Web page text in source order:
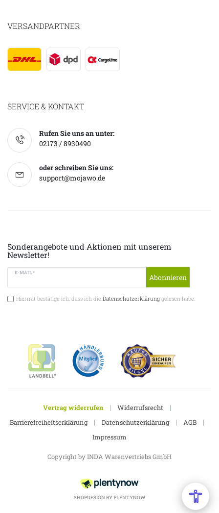
VERSANDPARTNER
SERVICE & KONTAKT
Rufen Sie uns an unter:
02173 / 8930490
oder schreiben Sie uns:
support@mojawo.de
Sonderangebote und Aktionen mit unserem
Newsletter!
E-MAIL *
Abonnieren
Hiermit bestätige ich, dass ich die Datenschutzerklärunggelesen habe.
Vertrag widerrufen | Widerrufsrecht |
Barrierefreiheitserklärung | Datenschutzerklärung | AGB |
Impressum
Copyright by INDA Warenvertriebs GmbH
SHOPDESIGN BYPLENTYNOW